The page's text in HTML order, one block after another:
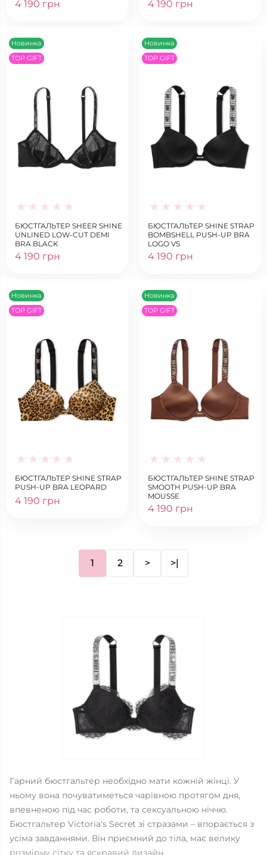
4 190 грн 4 190 грн
Новинка
TOP GIFT
БЮСТГАЛЬТЕР SHEER SHINE
UNLINED LOW-CUT DEMI
BRA BLACK
4 190 грн
Новинка
TOP GIFT
БЮСТГАЛЬТЕР SHINE STRAP
BOMBSHELL PUSH-UP BRA
LOGO VS
4 190 грн
Новинка
TOP GIFT
БЮСТГАЛЬТЕР SHINE STRAP
PUSH-UP BRA LEOPARD
4 190 грн
Новинка
TOP GIFT
БЮСТГАЛЬТЕР SHINE STRAP
SMOOTH PUSH-UP BRA
MOUSSE
4 190 грн
1 2 > >|
Гарний бюстгальтер необхідно мати кожній жінці. У
ньому вона почуватиметься чарівною протягом дня,
впевненою під час роботи, та сексуальною ніччю.
Бюстгальтер Victoria's Secret зі стразами – впорається з
усіма завданнями. Він приємний до тіла, має велику
розмірну сітку та яскравий дизайн.